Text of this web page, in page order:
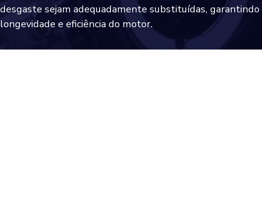
desgaste sejam adequadamente substituídas, garantindo
longevidade e eficiência do motor.